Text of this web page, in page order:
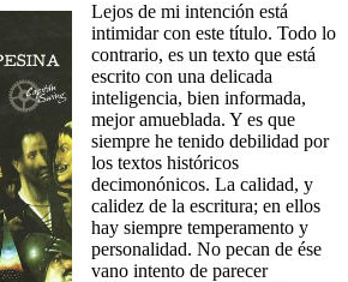
Lejos de mi intención está
intimidar con este título. Todo lo
contrario, es un texto que está
escrito con una delicada
inteligencia, bien informada,
mejor amueblada. Y es que
siempre he tenido debilidad por
los textos históricos
decimonónicos. La calidad, y
calidez de la escritura; en ellos
hay siempre temperamento y
personalidad. No pecan de ése
vano intento de parecer